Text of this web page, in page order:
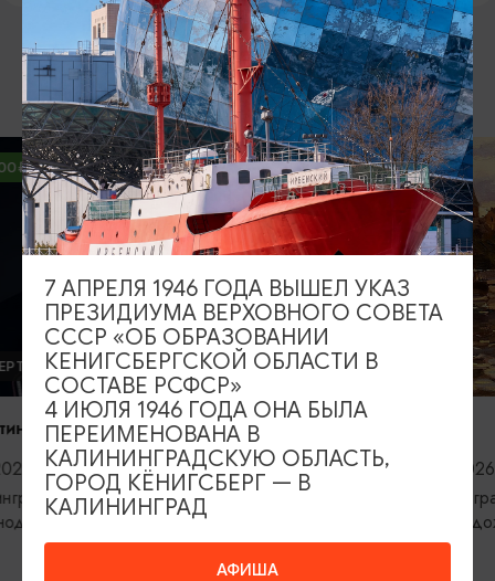
ВОЗМОЖНО ВАС ЗАИНТЕРЕСУЕТ
ВЫСТАВКИ
Прикосновение
06.08.2026 - 05.09.2026
Калининград, Калининградский
областной историко-художественный
музей
АФИША
7 АПРЕЛЯ 1946 ГОДА ВЫШЕЛ УКАЗ
ПРЕЗИДИУМА ВЕРХОВНОГО СОВЕТА
СССР «ОБ ОБРАЗОВАНИИ
КЕНИГСБЕРГСКОЙ ОБЛАСТИ В
СОСТАВЕ РСФСР»
4 ИЮЛЯ 1946 ГОДА ОНА БЫЛА
ПЕРЕИМЕНОВАНА В
КАЛИНИНГРАДСКУЮ ОБЛАСТЬ,
ГОРОД КЁНИГСБЕРГ — В
КАЛИНИНГРАД